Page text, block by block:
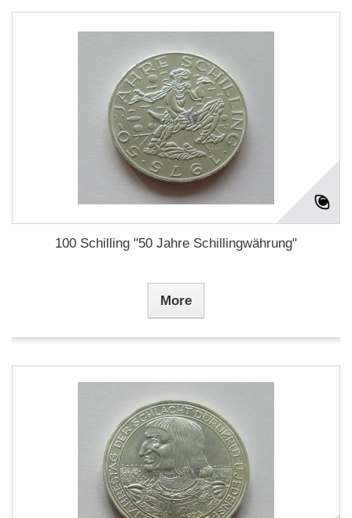
100 Schilling "50 Jahre Schillingwährung"
More